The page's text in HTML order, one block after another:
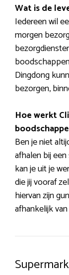
Wat is de
Iedereen wil
morgen
Dingdong
bezorgen,
Hoe werkt
Ben je niet
afhalen bij
kan je uit je
die jij vooraf
hiervan zijn
afhankelijk